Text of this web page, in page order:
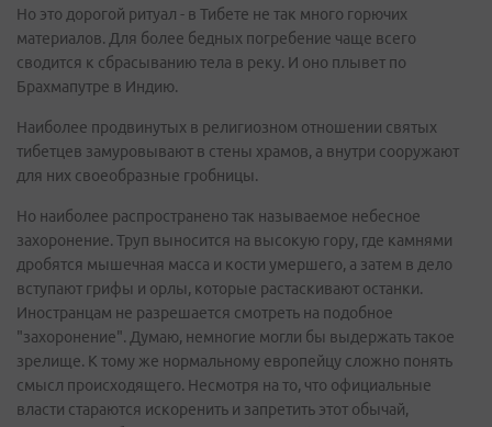
Но это дорогой ритуал - в Тибете не так много горючих
материалов. Для более бедных погребение чаще всего
сводится к сбрасыванию тела в реку. И оно плывет по
Брахмапутре в Индию.
Наиболее продвинутых в религиозном отношении святых
тибетцев замуровывают в стены храмов, а внутри сооружают
для них своеобразные гробницы.
Но наиболее распространено так называемое небесное
захоронение. Труп выносится на высокую гору, где камнями
дробятся мышечная масса и кости умершего, а затем в дело
вступают грифы и орлы, которые растаскивают останки.
Иностранцам не разрешается смотреть на подобное
"захоронение". Думаю, немногие могли бы выдержать такое
зрелище. К тому же нормальному европейцу сложно понять
смысл происходящего. Несмотря на то, что официальные
власти стараются искоренить и запретить этот обычай,